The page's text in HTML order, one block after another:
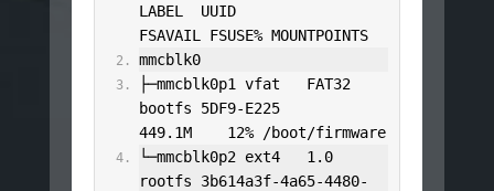
LABEL  UUID
FSAVAIL FSUSE% MOUNTPOINTS
mmcblk0
├─mmcblk0p1 vfat   FAT32
bootfs 5DF9-
449.1M
12% /boot/firmware
└─mmcblk0p2 ext4 1.0
rootfs 3b614a3f-4a65-4480-